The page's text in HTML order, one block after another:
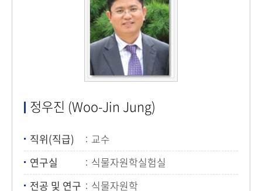
정우진 (Woo-Jin Jung)
직위(직급)
교수
연구실
식물자원학실험실
전공 및 연구
식물자원학